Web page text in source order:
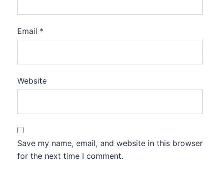
Email *
Website
Save my name, email, and website in this browser
for the next time I comment.